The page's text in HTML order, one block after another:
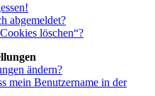
abgemeldet?
löschen“?
ändern?
mein Benutzername in der